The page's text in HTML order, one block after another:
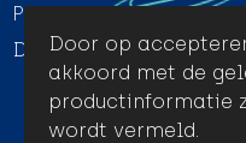
Privacyverklaring
Disclaimer
Door op
akkoord met de
productinformatie
wordt vermeld.